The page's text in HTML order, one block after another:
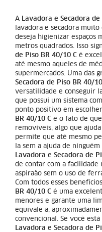
A Lavadora e Secadora
lavadora e secadora
deseja higienizar espaços
metros quadrados. Isso
de Piso BR 40/10 C é
até mesmo aqueles de
supermercados. Uma das
Secadora de Piso BR 40/
versatilidade e conseguir
que possui um sistema
ponto positivo em
BR 40/10 C é o fato de
removíveis, algo que
permite que até mesmo
la sem a ajuda de
Lavadora e Secadora de
de contar com a facilidade
aspiraão sem o uso de
Com todos esses
BR 40/10 C é uma
menores e garante uma
equivale a,
convencional. Se você
Lavadora e Secadora de